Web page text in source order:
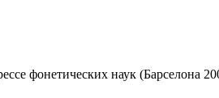
фонетических наук (Барселона